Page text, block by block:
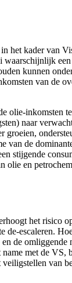
het kader van
waarschijnlijk
kunnen
van de
inkomsten
naar
van de
stijgende
en
het risico
escaleren.
de
name met de
van